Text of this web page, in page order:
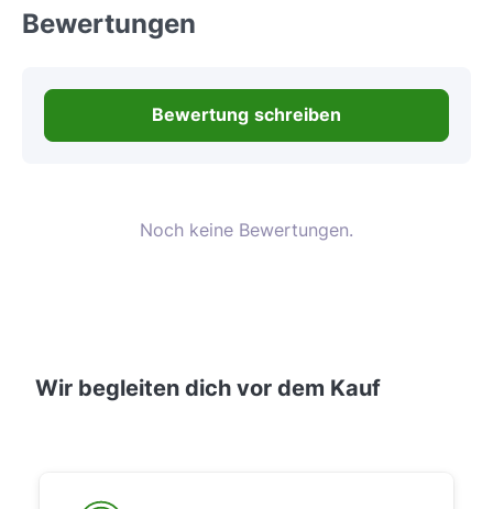
Bewertungen
Bewertung schreiben
Noch keine Bewertungen.
Wir begleiten dich vor dem Kauf